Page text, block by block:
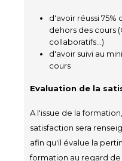
d'avoir réussi 75%
dehors des cours
collaboratifs...)
d'avoir suivi au
cours
Evaluation de la
A l'issue de la
satisfaction sera
afin qu'il évalue la
formation au regard